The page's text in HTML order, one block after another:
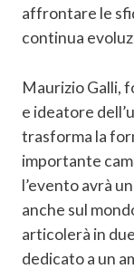
affrontare le
continua
Maurizio Galli,
e ideatore
trasforma la
importante
l’evento avrà
anche sul
articolerà in
dedicato a un